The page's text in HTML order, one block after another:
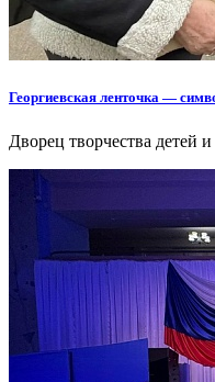
Георгиевская ленточка —
Дворец творчества детей